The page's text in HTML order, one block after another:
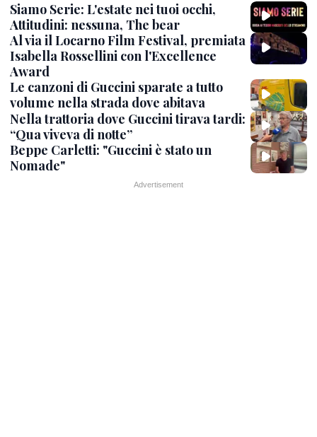
Siamo Serie: L'estate nei tuoi occhi,
Attitudini: nessuna, The bear
Al via il Locarno Film Festival, premiata
Isabella Rossellini con l'Excellence
Award
Le canzoni di Guccini sparate a tutto
volume nella strada dove abitava
Nella trattoria dove Guccini tirava tardi:
“Qua viveva di notte”
Beppe Carletti: "Guccini è stato un
Nomade"